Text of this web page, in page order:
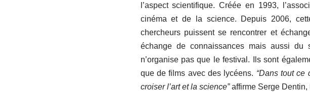
l’aspect scientifique. Créée en 1993,
cinéma et de la science. Depuis 2006,
chercheurs puissent se rencontrer et
échange de connaissances mais aussi du
n’organise pas que le festival. Ils sont
que de films avec des lycéens. “Dans tout ce
croiser l’art et la science”affirme Serge Dentin,